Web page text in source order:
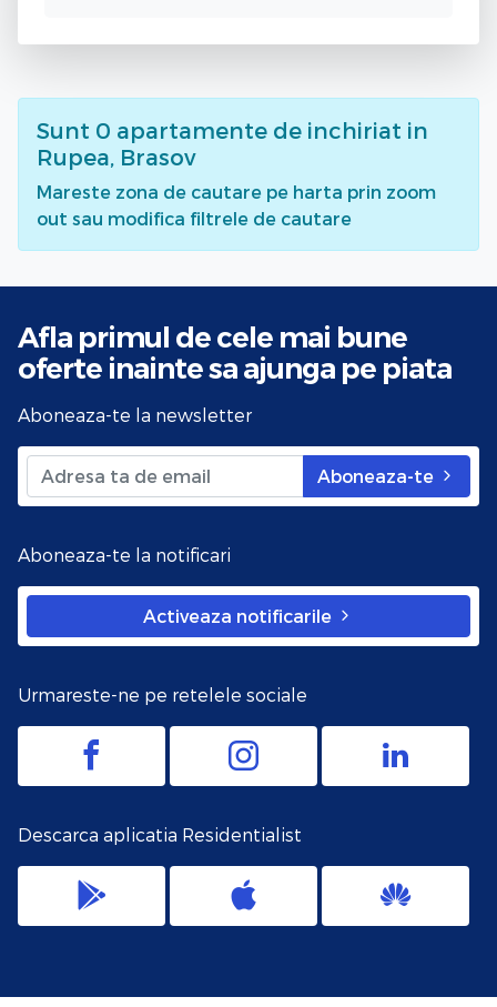
Sunt 0 apartamente de inchiriat in
Rupea, Brasov
Mareste zona de cautare pe harta prin zoom
out sau modifica filtrele de cautare
Afla primul de cele mai bune
oferte inainte sa ajunga pe piata
Aboneaza-te la newsletter
Aboneaza-te
Aboneaza-te la notificari
Activeaza notificarile
Urmareste-ne pe retelele sociale
Descarca aplicatia Residentialist